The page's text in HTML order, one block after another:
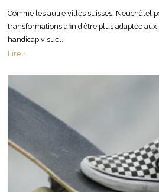
Comme les autre villes suisses, Neuchâtel
transformations afin d’être plus adaptée
handicap visuel.
Lire +